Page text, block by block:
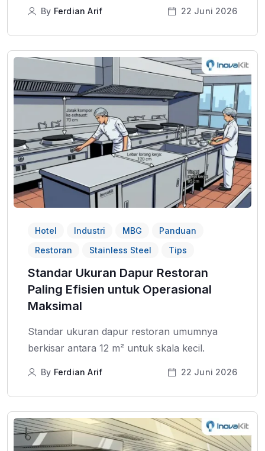
By Ferdian Arif 22 Juni 2026
Hotel Industri MBG
Panduan
Restoran
Stainless Steel Tips
Standar Ukuran Dapur Restoran
Paling Efisien untuk Operasional
Maksimal
Standar ukuran dapur restoran umumnya
berkisar antara 12 m² untuk skala kecil.
By Ferdian Arif 22 Juni 2026